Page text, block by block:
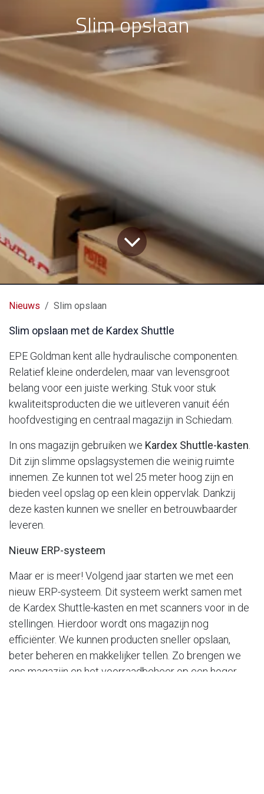
Slim opslaan
Nieuws Slim opslaan
Slim opslaan met de Kardex Shuttle
EPE Goldman kent alle hydraulische componenten.
Relatief kleine onderdelen, maar van levensgroot
belang voor een juiste werking. Stuk voor stuk
kwaliteitsproducten die we uitleveren vanuit één
hoofdvestiging en centraal magazijn in Schiedam.
In ons magazijn gebruiken we Kardex Shuttle-kasten
Dit zijn slimme opslagsystemen die weinig ruimte
innemen. Ze kunnen tot wel 25 meter hoog zijn en
bieden veel opslag op een klein oppervlak. Dankzij
deze kasten kunnen we sneller en betrouwbaarder
leveren.
Nieuw ERP-systeem
Maar er is meer! Volgend jaar starten we met een
nieuw ERP-systeem. Dit systeem werkt samen met
de Kardex Shuttle-kasten en met scanners voor in de
stellingen. Hierdoor wordt ons magazijn nog
efficiënter. We kunnen producten sneller opslaan,
beter beheren en makkelijker tellen. Zo brengen we
ons magazijn en het voorraadbeheer op een hoger